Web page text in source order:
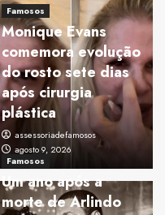
Famosos
Monique Evans
comemora evolução
do rosto sete dias
após cirurgia
plástica
assessoriadefamosos
agosto 9, 2026
Famosos
Um ano após a
morte de Arlindo